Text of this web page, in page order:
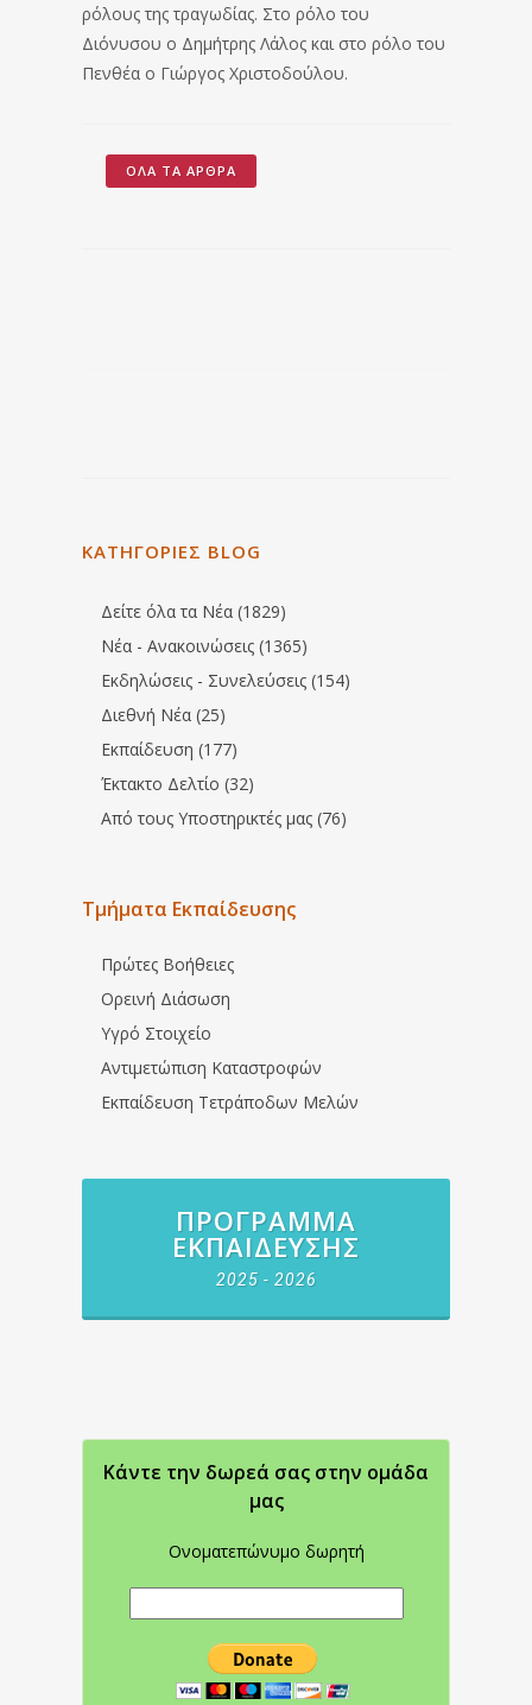
ρόλους της τραγωδίας. Στο ρόλο του
Διόνυσου ο Δημήτρης Λάλος και στο ρόλο του
Πενθέα ο Γιώργος Χριστοδούλου.
ΌΛΑ ΤΑ ΆΡΘΡΑ
ΚΑΤΗΓΟΡΙΕΣ BLOG
Δείτε όλα τα Νέα (1829)
Νέα - Ανακοινώσεις (1365)
Εκδηλώσεις - Συνελεύσεις (154)
Διεθνή Νέα (25)
Εκπαίδευση (177)
Έκτακτο Δελτίο (32)
Από τους Υποστηρικτές μας (76)
Τμήματα Εκπαίδευσης
Πρώτες Βοήθειες
Ορεινή Διάσωση
Υγρό Στοιχείο
Αντιμετώπιση Καταστροφών
Εκπαίδευση Τετράποδων Μελών
ΠΡΌΓΡΑΜΜΑ
ΕΚΠΑΊΔΕΥΣΗΣ
2025 - 2026
Κάντε την δωρεά σας στην oμάδα
μας
Ονοματεπώνυμο δωρητή